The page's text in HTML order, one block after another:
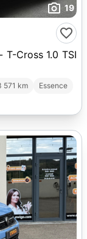
19
T-Cross 1.0 TSI
571 km
Essence